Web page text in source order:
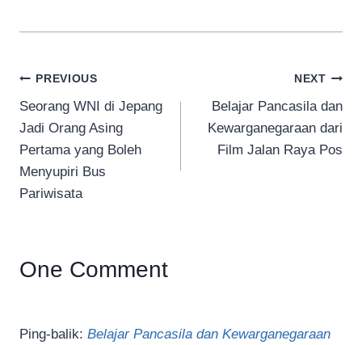
Navigasi
pos
PREVIOUS
Seorang WNI di Jepang
Jadi Orang Asing
Pertama yang Boleh
Menyupiri Bus
Pariwisata
NEXT
Belajar Pancasila dan
Kewarganegaraan dari
Film Jalan Raya Pos
One Comment
Ping-balik: Belajar Pancasila dan Kewarganegaraan